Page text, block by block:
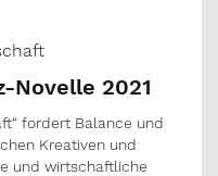
Novelle 2021
fordert Balance und
Kreativen und
und wirtschaftliche